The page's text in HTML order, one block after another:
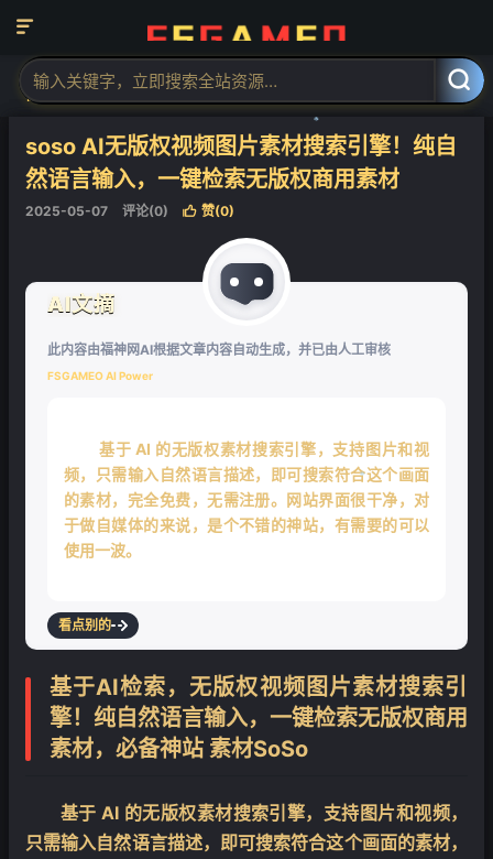


当前位置：福神网-专注分享最实用的软件、工具、资讯
AI图
像工具
soso AI无版权视频图片素材搜索引擎！纯自
然语言输入，一键检索无版权商用素材
2025-05-07 评论(0)  赞(0)
AI文摘
此内容由福神网AI根据文章内容自动生成，并已由人工审核
FSGAMEO AI Power
基于 AI 的无版权素材搜索引擎，支持图片和视
频，只需输入自然语言描述，即可搜索符合这个画面
的素材，完全免费，无需注册。网站界面很干净，对
于做自媒体的来说，是个不错的神站，有需要的可以
使用一波。
看点别的
基于AI检索，无版权视频图片素材搜索引
擎！纯自然语言输入，一键检索无版权商用
素材，必备神站 素材SoSo
基于 AI 的无版权素材搜索引擎，支持图片和视频，
只需输入自然语言描述，即可搜索符合这个画面的素材，
❄